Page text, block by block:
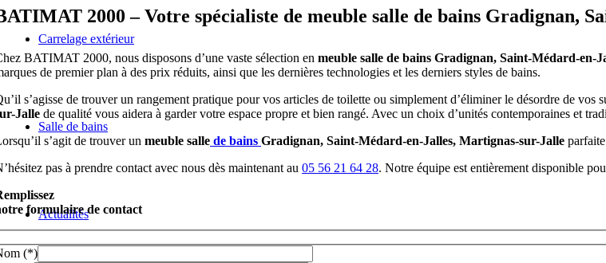
Carrelage extérieur
Salle de bains
Actualités
2000 – Votre spécialiste de meuble salle de bains Gradignan,
BATIMAT 2000, nous disposons d’une vaste sélection en meuble salle de bains Gradignan, Saint-Médard-en-
de premier plan à des prix réduits, ainsi que les dernières technologies et les derniers styles de bains.
s’agisse de trouver un rangement pratique pour vos articles de toilette ou simplement d’éliminer le désordre de vos
Jalle de qualité vous aidera à garder votre espace propre et bien rangé. Avec un choix d’unités contemporaines et
s’agit de trouver un meuble salle de bains Gradignan, Saint-Médard-en-Jalles, Martignas-sur-Jalle
pas à prendre contact avec nous dès maintenant au 05 56 21 64 28. Notre équipe est entièrement disponible
formulaire de contact
(*)